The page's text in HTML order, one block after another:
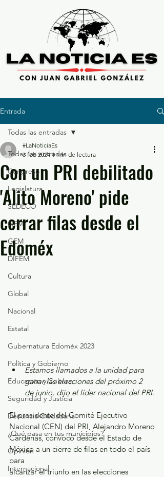
Entrada
Todas las entradas
Congreso
Legislatura
SEDECO
GEM
GEM
DIFEM
Cultura
Global
Nacional
Estatal
Gubernatura Edoméx 2023
Política y Gobierno
Educación y Cultura
Seguridad y Justicia
Denuncia Ciudadana
¿Qué pasa en tus municipios?
Opinión
Internacional
Todas las entradas
Con un PRI debilitado
'Alito Moreno' pide
cerrar filas desde el
Edoméx
#LaNoticiaEs
3 feb 2024 1 min de lectura
Estamos llamados a la unidad para
ganar las elecciones del próximo 2
de junio, dijo el líder nacional del PRI.
El presidente del Comité Ejecutivo
Nacional (CEN) del PRI, Alejandro Moreno
Cárdenas, convocó desde el Estado de
México a un cierre de filas en todo el país
para
alcanzar el triunfo en las elecciones